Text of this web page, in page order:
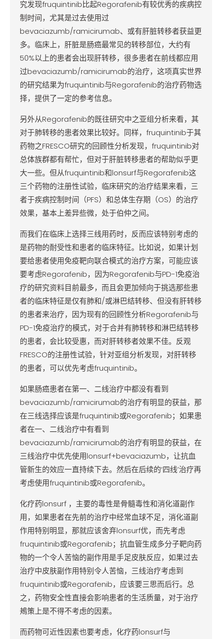
究发现fruquintinib比起Regorafenib有较优秀的疾病控
制时间，尤其是过去使用过
bevaciazumb/ramicirumab、或有肝脏转移者获益更
多。临床上，肝脏是肠癌最常见的转移部位，大约有
50%以上的患者会出现肝转移，很多患者在前线都应用
过bevaciazumb/ramicirumab的治疗，这项真实世界
的研究结果为fruquintinib与Regorafenib的治疗药物选
择，提供了一定的参考信息。
另外从Regorafenib的既往研究中之亚组分析来看，其
对于肺转移的患者效果比较好。同样，fruquintinib于其
药物之FRESCO研究的回顾性分析发现，fruquintinib对
总体族群都有帮忙，但对于肝脏转移患者的帮助似乎更
大一些。但从fruquintinib和lonsurf与Regorafenib这
三个药物的注册性试验，临床研究的治疗结果来看，三
者于疾病控制时间（PFS）和总体生存期（OS）的治疗
效果，基本上差异些微，处于伯仲之间。
而我们在临床上选择三线用药时，反而应该特别考虑的
是药物的耐受性和患者的临床特征。比如说，如果计划
要给患者使用免疫靶向联合模式的治疗方案，可能应该
要考虑Regorafenib，因为Regorafenib与PD-1免疫治
疗的研究资料目前最多，而且会更加倾向于挑选那些患
者的临床特征是仅有肺和/或淋巴结转移、但没有肝转移
的患者来治疗，因为现有的回顾性分析Regorafenib与
PD-1免疫治疗的模式，对于合并有肺转移和淋巴结转移
的患者，会比较受惠，而对肝转移者效果不佳。反观
FRESCO的注册性试验，针对亚组分析发现，对肝转移
的患者，可以优先考虑fruquintinib。
如果肠癌患者在第一、二线治疗中都没有看到
bevaciazumb/ramicirumab的治疗有明显的获益，那
在三线选择应该是fruquintinib或Regorafenib；如果患
者在一、二线治疗中有看到
bevaciazumb/ramicirumab的治疗有明显的获益，在
三线治疗中优先使用lonsurf+bevaciazumb，让抗血
管新生的效应一直持续下去。然后在后续的‘四线’治疗再
考虑使用fruquintinib或Regorafenib。
化疗药lonsurf ，主要的毒性是骨髓毒性和消化道副作
用，如果患者在先前的治疗中经常血球不足，消化道副
作用特别明显，那就应该舍弃lonsurf优，而先考虑
fruquintinib或Regorafenib；抗血管生成多分子靶向药
物的一个令人苦恼的副作用是手足皮肤反应，如果过去
治疗中皮肤副作用特别令人苦恼，三线治疗考虑到
fruquintinib或Regorafenib，应该要三思而后行。总
之，药物安全性直接会影响患者的生活质量，对于治疗
鴂策上是不得不考虑的因素。
而药物可近性因素也要考虑，化疗药lonsurf与